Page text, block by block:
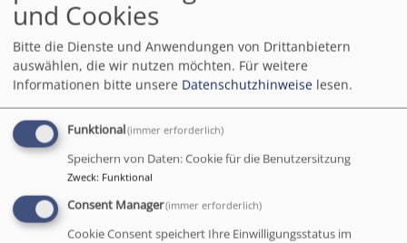
Evangelische Medienzentrale Bayern....
Infos zu Unterrichtsmaterialien und -medien im
Schulreferat bei:
Sonja Schirmer
fon 0921 596-804
fax 0921 596-888
schulreferat.bayreuth@elkb.de
Büroöffnungszeiten:
Mo. bis Do.: 08:00 bis 12:00 Uhr
und Cookies
Bitte die Dienste und Anwendungen von Drittanbietern
auswählen, die wir nutzen möchten. Für weitere
Informationen bitte unsere Datenschutzhinweise lesen.
Funktional(immer erforderlich)
Speichern von Daten: Cookie für die Benutzersitzung
Zweck: Funktional
Consent Manager(immer erforderlich)
Cookie Consent speichert Ihre Einwilligungsstatus im